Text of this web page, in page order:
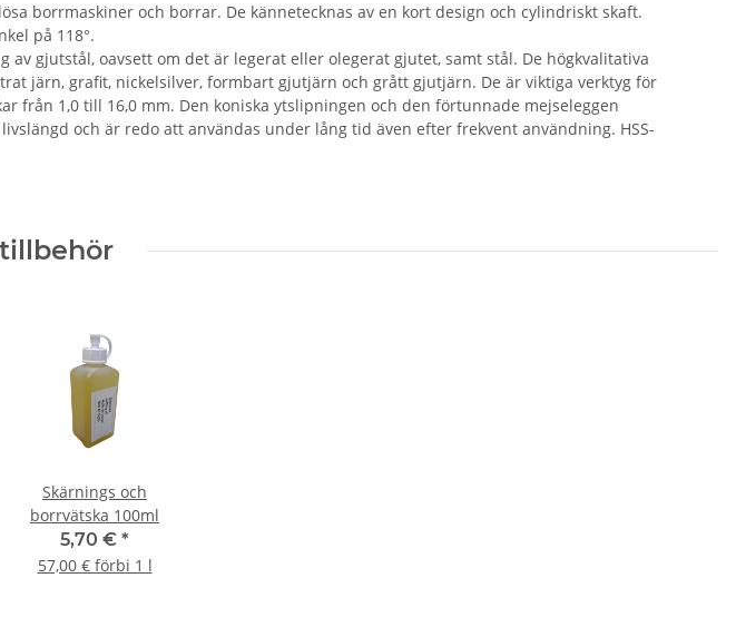
borrmaskiner och borrar. De kännetecknas av en kort design och cylindriskt skaft.
på 118°.
gjutstål, oavsett om det är legerat eller olegerat gjutet, samt stål. De högkvalitativa
järn, grafit, nickelsilver, formbart gjutjärn och grått gjutjärn. De är viktiga verktyg för
från 1,0 till 16,0 mm. Den koniska ytslipningen och den förtunnade mejseleggen
och är redo att användas under lång tid även efter frekvent användning. HSS-
Skärnings och
borrvätska 100ml
5,70 € *
57,00 € förbi 1 l